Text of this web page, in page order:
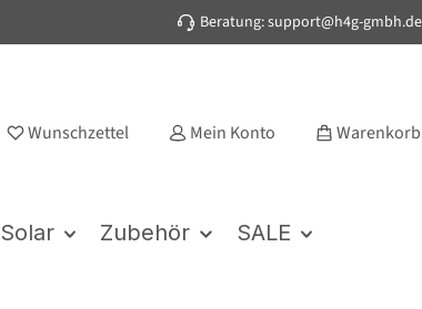
Beratung: support@h4g-gmbh.de
Wunschzettel Mein Konto Warenkorb
Solar Zubehör SALE